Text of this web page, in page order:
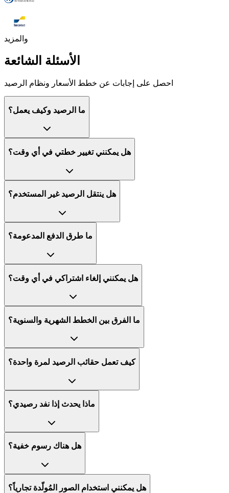
والمزيد
الأسئلة الشائعة
احصل على إجابات عن خطط الأسعار ونظام الرصيد
ما الرصيد وكيف يعمل؟
هل يمكنني تغيير خطتي في أي وقت؟
هل ينتقل الرصيد غير المستخدم؟
ما طرق الدفع المدعومة؟
هل يمكنني إلغاء اشتراكي في أي وقت؟
ما الفرق بين الخطط الشهرية والسنوية؟
كيف تعمل حقائب الرصيد لمرة واحدة؟
ماذا يحدث إذا نفد رصيدي؟
هل هناك رسوم خفية؟
هل يمكنني استخدام الصور المُولّدة تجارياً؟